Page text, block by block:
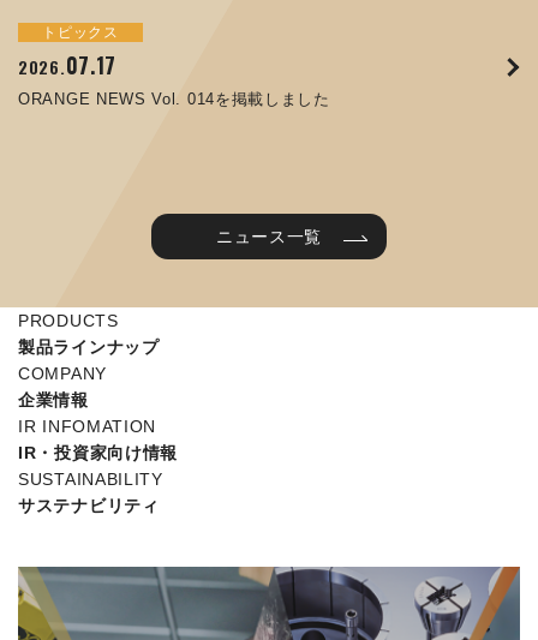
トピックス
2026.07.17
ORANGE NEWS Vol. 014を掲載しました
お知らせ
2025.05.15
2025.07.31
ORANGE NEWS Vol. 010を掲載しました
2024.05.13
MEX金沢2024 学生向け会社説明コーナー予約のご案内 ※
終了しました
IR
2026.06.26
第65回定時株主総会のご報告を掲載しました
サステナビリティ
2025.12.04
ニュース一覧
PRODUCTS
製品ラインナップ
COMPANY
企業情報
IR INFOMATION
IR・投資家向け情報
SUSTAINABILITY
サステナビリティ